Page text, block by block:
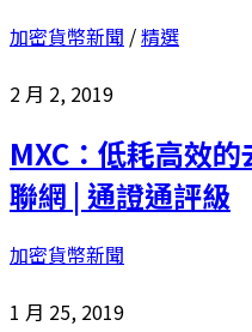
加密貨幣新聞 /精選
2 月 2, 2019
MXC：低耗高效
聯網 | 通證通評級
加密貨幣新聞
1 月 25, 2019